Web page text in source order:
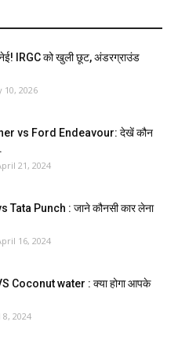
IRGC को खुली छूट, अंडरग्राउंड
10, 2026
vs Ford Endeavour: देखें कौन
21, 2024
Tata Punch : जाने कौनसी कार लेना
16, 2024
Coconut water : क्या होगा आपके
2024